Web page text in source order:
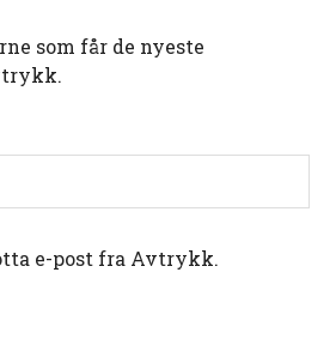
som får de nyeste
e-post fra Avtrykk.